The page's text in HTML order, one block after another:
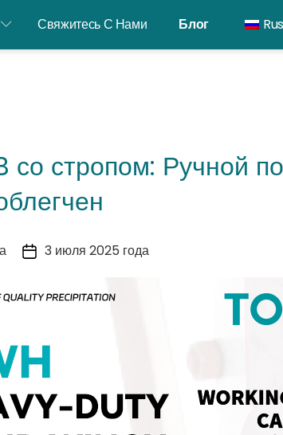
Свяжитесь С Нами Блог
со стропом: Ручной
3 июля 2025 года